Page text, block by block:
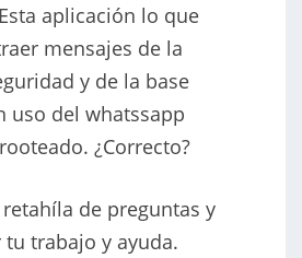
aplicación lo que
mensajes de la
y de la base
uso del whatssapp
¿Correcto?
de preguntas y
tu trabajo y ayuda.